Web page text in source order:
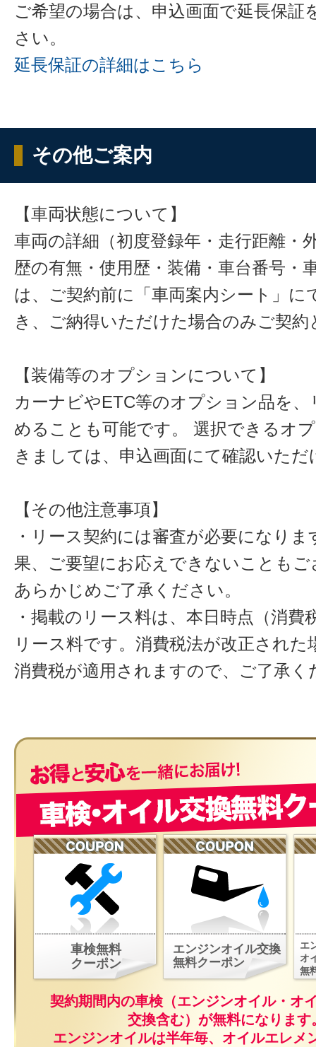
ご希望の場合は、申込画面で延長保証
さい。
延長保証の詳細はこちら
その他ご案内
【車両状態について】
車両の詳細（初度登録年・走行距離・
歴の有無・使用歴・装備・車台番号・
は、ご契約前に「車両案内シート」に
き、ご納得いただけた場合のみご契約
【装備等のオプションについて】
カーナビやETC等のオプション品を、
めることも可能です。 選択できるオ
きましては、申込画面にて確認いただ
【その他注意事項】
・リース契約には審査が必要になりま
果、ご要望にお応えできないことも
あらかじめご了承ください。
・掲載のリース料は、本日時点（消費
リース料です。消費税法が改正された
消費税が適用されますので、ご了承く
車検無料
クーポン
エンジンオイル交換
無料クーポン
エ
オ
無
契約期間内の車検（エンジンオイル・オ
交換含む）が無料になります
エンジンオイルは半年毎、オイルエレメ